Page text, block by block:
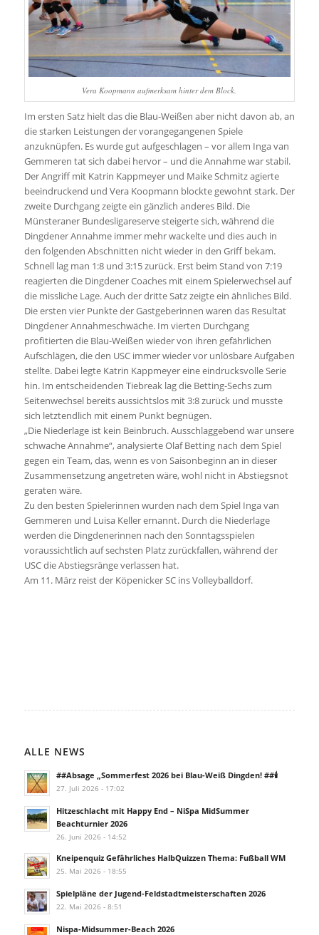
Vera Koopmann aufmerksam hinter dem Block.
Im ersten Satz hielt das die Blau-Weißen aber nicht davon ab, an
die starken Leistungen der vorangegangenen Spiele
anzuknüpfen. Es wurde gut aufgeschlagen – vor allem Inga van
Gemmeren tat sich dabei hervor – und die Annahme war stabil.
Der Angriff mit Katrin Kappmeyer und Maike Schmitz agierte
beeindruckend und Vera Koopmann blockte gewohnt stark. Der
zweite Durchgang zeigte ein gänzlich anderes Bild. Die
Münsteraner Bundesligareserve steigerte sich, während die
Dingdener Annahme immer mehr wackelte und dies auch in
den folgenden Abschnitten nicht wieder in den Griff bekam.
Schnell lag man 1:8 und 3:15 zurück. Erst beim Stand von 7:19
reagierten die Dingdener Coaches mit einem Spielerwechsel auf
die missliche Lage. Auch der dritte Satz zeigte ein ähnliches Bild.
Die ersten vier Punkte der Gastgeberinnen waren das Resultat
Dingdener Annahmeschwäche. Im vierten Durchgang
profitierten die Blau-Weißen wieder von ihren gefährlichen
Aufschlägen, die den USC immer wieder vor unlösbare Aufgaben
stellte. Dabei legte Katrin Kappmeyer eine eindrucksvolle Serie
hin. Im entscheidenden Tiebreak lag die Betting-Sechs zum
Seitenwechsel bereits aussichtslos mit 3:8 zurück und musste
sich letztendlich mit einem Punkt begnügen.
„Die Niederlage ist kein Beinbruch. Ausschlaggebend war unsere
schwache Annahme“, analysierte Olaf Betting nach dem Spiel
gegen ein Team, das, wenn es von Saisonbeginn an in dieser
Zusammensetzung angetreten wäre, wohl nicht in Abstiegsnot
geraten wäre.
Zu den besten Spielerinnen wurden nach dem Spiel Inga van
Gemmeren und Luisa Keller ernannt. Durch die Niederlage
werden die Dingdenerinnen nach den Sonntagsspielen
voraussichtlich auf sechsten Platz zurückfallen, während der
USC die Abstiegsränge verlassen hat.
Am 11. März reist der Köpenicker SC ins Volleyballdorf.
ALLE NEWS
##Absage „Sommerfest 2026 bei Blau-Weiß Dingden! ##🕯️
27. Juli 2026 - 17:02
Hitzeschlacht mit Happy End – NiSpa MidSummer
Beachturnier 2026
26. Juni 2026 - 14:52
Kneipenquiz Gefährliches HalbQuizzen Thema: Fußball WM
25. Mai 2026 - 18:55
Spielpläne der Jugend-Feldstadtmeisterschaften 2026
22. Mai 2026 - 8:51
Nispa-Midsummer-Beach 2026